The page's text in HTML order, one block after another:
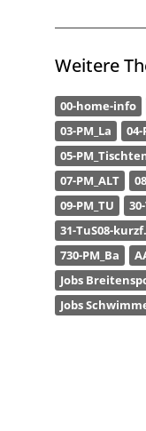
Weitere
00-home-info
03-PM_La
05-
07-PM_ALT
09-PM_TU
31-TuS08-kurzf.
730-PM_Ba
Jobs
Jobs